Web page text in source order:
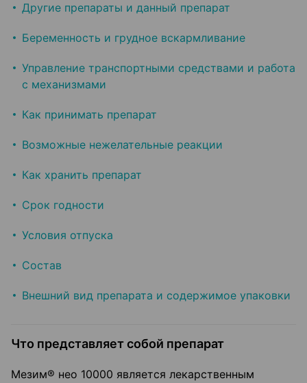
Другие препараты и данный препарат
Беременность и грудное вскармливание
Управление транспортными средствами и работа
с механизмами
Как принимать препарат
Возможные нежелательные реакции
Как хранить препарат
Срок годности
Условия отпуска
Состав
Внешний вид препарата и содержимое упаковки
Что представляет собой препарат
Мезим® нео 10000 является лекарственным